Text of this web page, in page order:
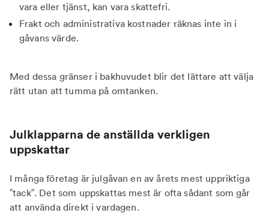
vara eller tjänst, kan vara skattefri.
Frakt och administrativa kostnader räknas inte in i
gåvans värde.
Med dessa gränser i bakhuvudet blir det lättare att välja
rätt utan att tumma på omtanken.
Julklapparna de anställda verkligen
uppskattar
I många företag är julgåvan en av årets mest uppriktiga
”tack”. Det som uppskattas mest är ofta sådant som går
att använda direkt i vardagen.